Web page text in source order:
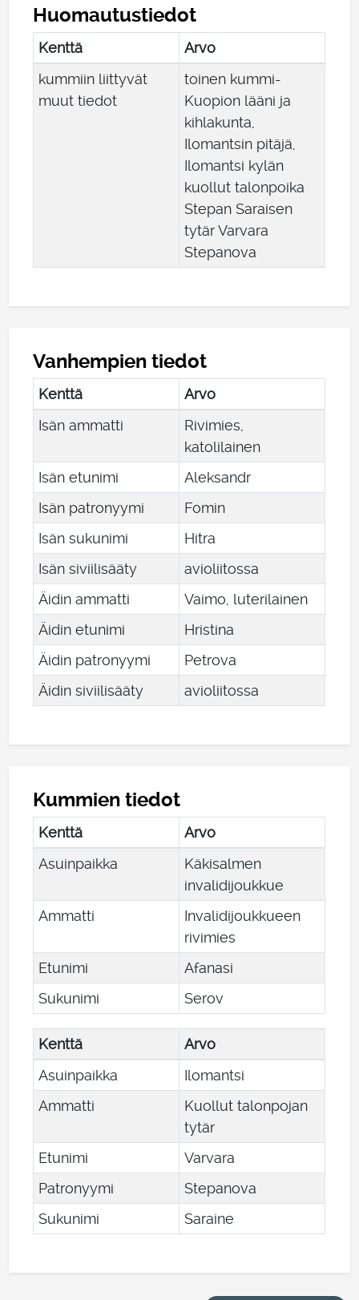
Huomautustiedot
Kenttä
Arvo
kummiin liittyvät
muut tiedot
toinen kummi-
Kuopion lääni ja
kihlakunta,
Ilomantsin pitäjä,
Ilomantsi kylän
kuollut talonpoika
Stepan Saraisen
tytär Varvara
Stepanova
Vanhempien tiedot
Kenttä
Arvo
Isän ammatti
Rivimies,
katolilainen
Isän etunimi
Aleksandr
Isän patronyymi
Fomin
Isän sukunimi
Hitra
Isän siviilisääty
avioliitossa
Äidin ammatti
Vaimo, luterilainen
Äidin etunimi
Hristina
Äidin patronyymi
Petrova
Äidin siviilisääty
avioliitossa
Kummien tiedot
Kenttä
Arvo
Asuinpaikka
Käkisalmen
invalidijoukkue
Ammatti
Invalidijoukkueen
rivimies
Etunimi
Afanasi
Sukunimi
Serov
Kenttä
Arvo
Asuinpaikka
Ilomantsi
Ammatti
Kuollut talonpojan
tytär
Etunimi
Varvara
Patronyymi
Stepanova
Sukunimi
Saraine